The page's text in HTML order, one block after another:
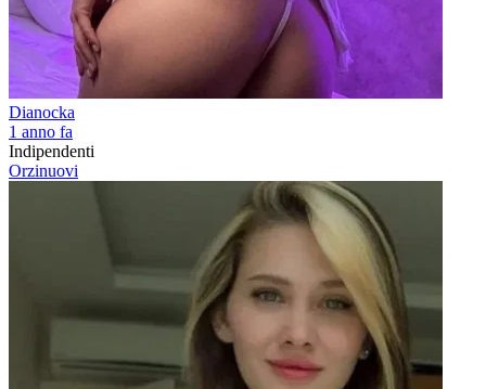
Dianocka
1 anno fa
Indipendenti
Orzinuovi